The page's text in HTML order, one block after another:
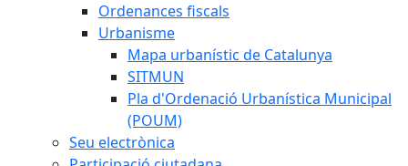
Ordenances fiscals
Urbanisme
Mapa urbanístic de Catalunya
SITMUN
Pla d'Ordenació Urbanística Municipal
(POUM)
Seu electrònica